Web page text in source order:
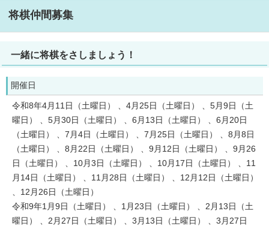
将棋仲間募集
一緒に将棋をさしましょう！
開催日
令和8年4月11日（土曜日） 、4月25日（土曜日） 、5月9日（土
曜日） 、5月30日（土曜日） 、6月13日（土曜日） 、6月20日
（土曜日） 、7月4日（土曜日） 、7月25日（土曜日） 、8月8日
（土曜日） 、8月22日（土曜日） 、9月12日（土曜日） 、9月26
日（土曜日） 、10月3日（土曜日） 、10月17日（土曜日） 、11
月14日（土曜日） 、11月28日（土曜日） 、12月12日（土曜日）
、12月26日（土曜日）
令和9年1月9日（土曜日） 、1月23日（土曜日） 、2月13日（土
曜日） 、2月27日（土曜日） 、3月13日（土曜日） 、3月27日